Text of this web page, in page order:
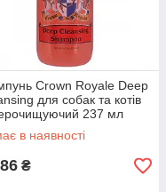
Crown Royale Deep
для собак та котів
237 мл
в наявності
₴